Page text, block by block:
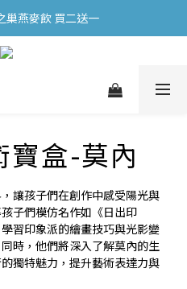
選商品買一送一 ⭐
巢燕麥飲 買二送一
選商品買一送一 ⭐
寶盒-莫內
讓孩子們在創作中感受陽光與
子們模仿名作如《日出印
習印象派的繪畫技巧與光影變
時，他們將深入了解莫內的生
獨特魅力，提升藝術表達力與